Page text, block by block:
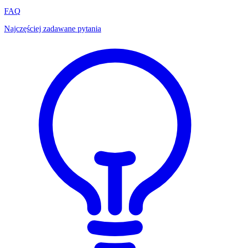
FAQ
Najczęściej zadawane pytania